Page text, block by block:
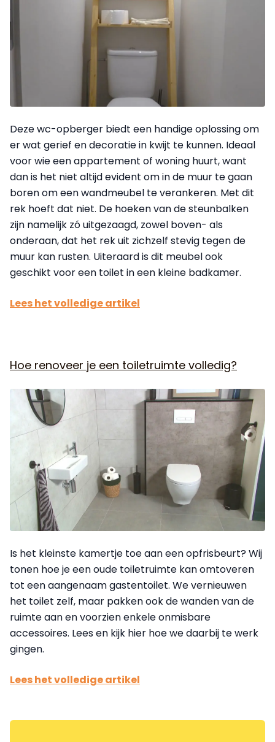
Deze wc-opberger biedt een handige oplossing om
er wat gerief en decoratie in kwijt te kunnen. Ideaal
voor wie een appartement of woning huurt, want
dan is het niet altijd evident om in de muur te gaan
boren om een wandmeubel te verankeren. Met dit
rek hoeft dat niet. De hoeken van de steunbalken
zijn namelijk zó uitgezaagd, zowel boven- als
onderaan, dat het rek uit zichzelf stevig tegen de
muur kan rusten. Uiteraard is dit meubel ook
geschikt voor een toilet in een kleine badkamer.
Lees het volledige artikel
Hoe renoveer je een toiletruimte volledig?
Is het kleinste kamertje toe aan een opfrisbeurt? Wij
tonen hoe je een oude toiletruimte kan omtoveren
tot een aangenaam gastentoilet. We vernieuwen
het toilet zelf, maar pakken ook de wanden van de
ruimte aan en voorzien enkele onmisbare
accessoires. Lees en kijk hier hoe we daarbij te werk
gingen.
Lees het volledige artikel